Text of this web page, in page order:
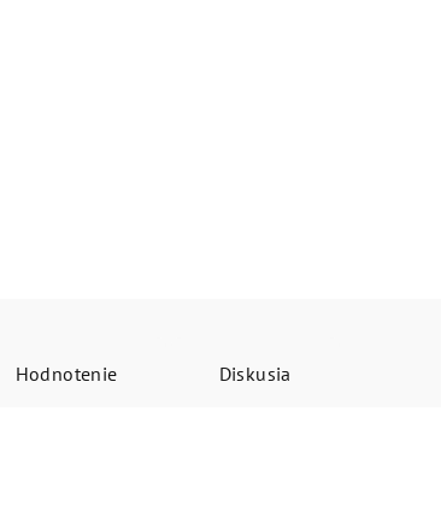
Hodnotenie Diskusia